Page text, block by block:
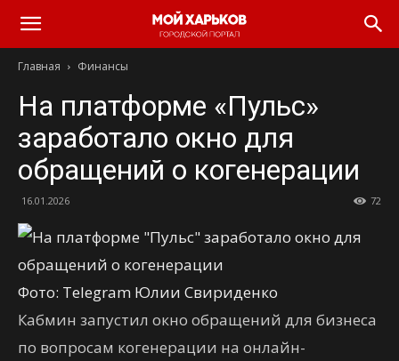
Главная Финансы
На платформе «Пульс»
заработало окно для
обращений о когенерации
16.01.2026 72
Фото: Telegram Юлии Свириденко
Кабмин запустил окно обращений для бизнеса
по вопросам когенерации на онлайн-